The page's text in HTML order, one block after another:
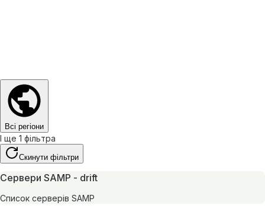
Всі регіони
І ще 1 фільтра
Скинути фільтри
Сервери SAMP - drift
Список серверів SAMP